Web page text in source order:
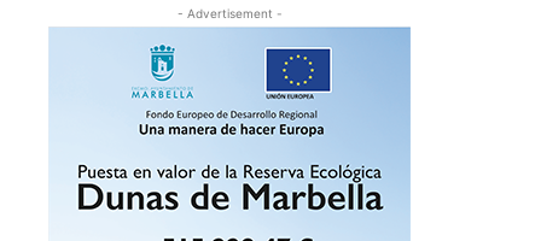
- Advertisement -